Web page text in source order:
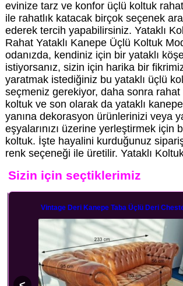
evinize tarz ve konfor üçlü koltuk
ile rahatlık katacak birçok seçenek
ederek tercih yapabilirsiniz. Yataklı
Rahat Yataklı Kanepe Üçlü Koltuk
odanızda, kendiniz için bir yataklı
istiyorsanız, sizin için harika bir
yaratmak istediğiniz bu yataklı üçlü
seçmeniz gerekiyor, daha sonra rahat
koltuk ve son olarak da yataklı kanepe
yanına dekorasyon ürünlerinizi veya
eşyalarınızı üzerine yerleştirmek için
koltuk. İşte hayalini kurduğunuz
renk seçeneği ile üretilir. Yataklı
Sizin için seçtiklerimiz
Vintage Deri Kanepe Taba Üçlü Deri